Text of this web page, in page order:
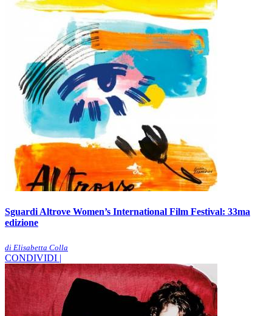
Sguardi Altrove Women’s International Film Festival: 33ma
edizione
di Elisabetta Colla
CONDIVIDI |